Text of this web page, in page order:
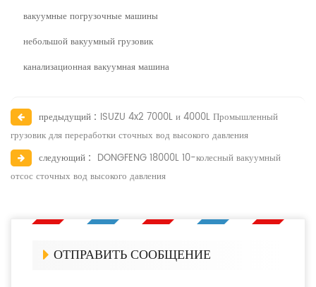
вакуумные погрузочные машины
небольшой вакуумный грузовик
канализационная вакуумная машина
предыдущий : ISUZU 4x2 7000L и 4000L Промышленный
грузовик для переработки сточных вод высокого давления
следующий : DONGFENG 18000L 10-колесный вакуумный
отсос сточных вод высокого давления
ОТПРАВИТЬ СООБЩЕНИЕ